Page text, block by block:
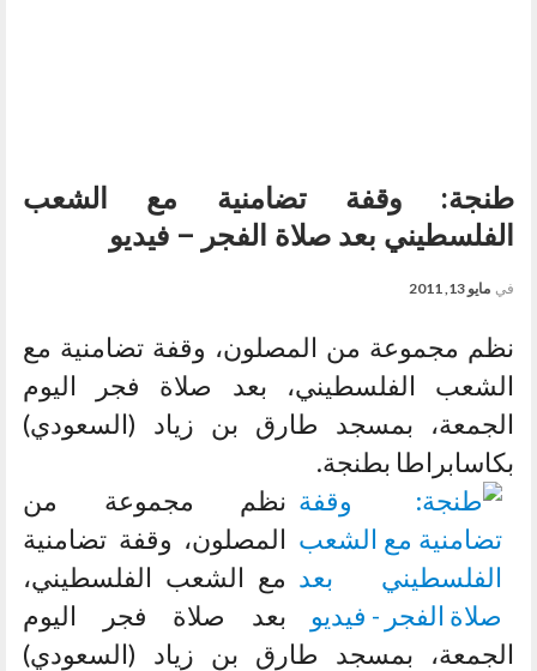
طنجة: وقفة تضامنية مع الشعب
الفلسطيني بعد صلاة الفجر – فيديو
في مايو 13, 2011
نظم مجموعة من المصلون، وقفة تضامنية مع
الشعب الفلسطيني، بعد صلاة فجر اليوم
الجمعة، بمسجد طارق بن زياد (السعودي)
بكاسابراطا بطنجة.
نظم مجموعة من
المصلون، وقفة تضامنية
مع الشعب الفلسطيني،
بعد صلاة فجر اليوم
الجمعة، بمسجد طارق بن زياد (السعودي)